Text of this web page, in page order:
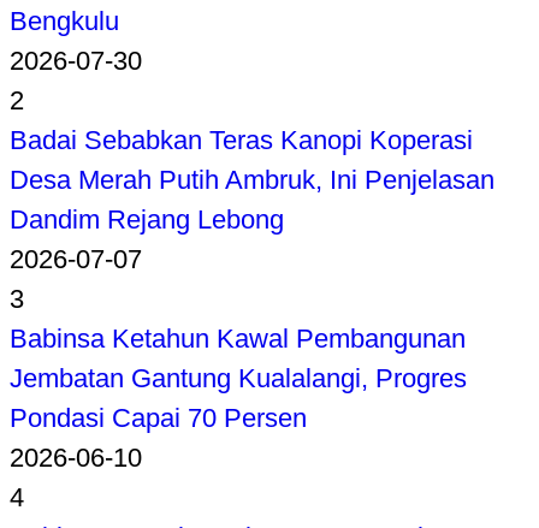
Bengkulu
2026-07-30
2
Badai Sebabkan Teras Kanopi Koperasi
Desa Merah Putih Ambruk, Ini Penjelasan
Dandim Rejang Lebong
2026-07-07
3
Babinsa Ketahun Kawal Pembangunan
Jembatan Gantung Kualalangi, Progres
Pondasi Capai 70 Persen
2026-06-10
4